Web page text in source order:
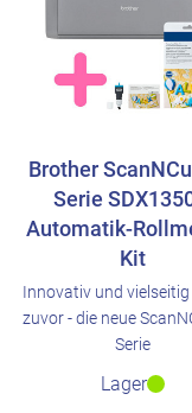
Brother
Serie
Automatik-
Kit
Innovativ und vielseitig
zuvor - die neue
Serie
Lager